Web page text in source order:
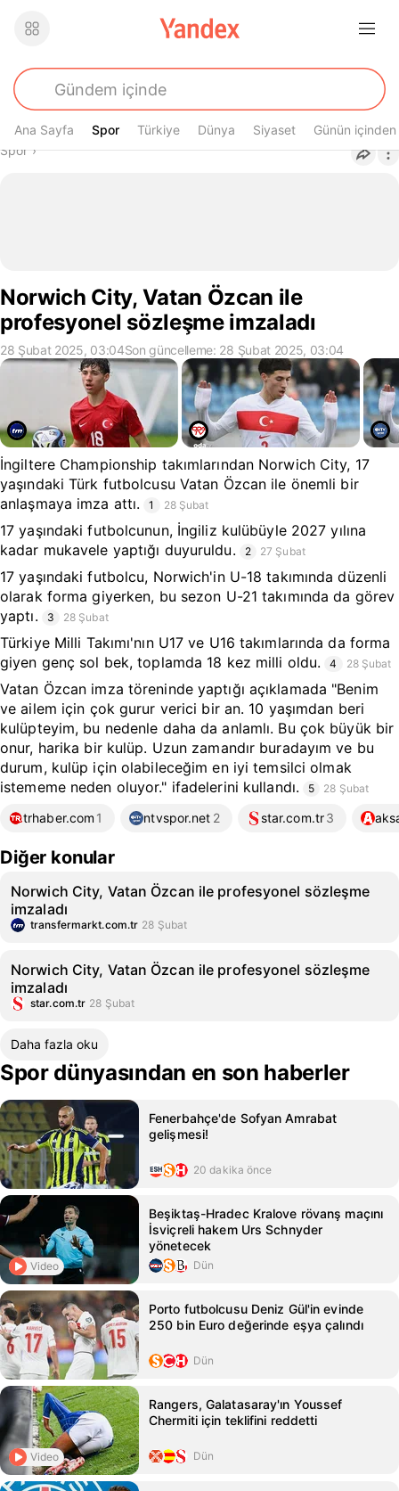
Ana Sayfa Spor
Spor Türkiye Dünya Siyaset Günün içinden
Buradasın
Spor›
Norwich City, Vatan Özcan ile
profesyonel sözleşme imzaladı
28 Şubat 2025, 03:04Son güncelleme: 28 Şubat 2025, 03:04
İngiltere Championship takımlarından Norwich City, 17
yaşındaki Türk futbolcusu Vatan Özcan ile önemli bir
anlaşmaya imza attı.
1 28 Şubat
17 yaşındaki futbolcunun, İngiliz kulübüyle 2027 yılına
kadar mukavele yaptığı duyuruldu.
2 27 Şubat
17 yaşındaki futbolcu, Norwich'in U-18 takımında düzenli
olarak forma giyerken, bu sezon U-21 takımında da görev
yaptı.
3 28 Şubat
Türkiye Milli Takımı'nın U17 ve U16 takımlarında da forma
giyen genç sol bek, toplamda 18 kez milli oldu.
4 28 Şubat
Vatan Özcan imza töreninde yaptığı açıklamada "Benim
ve ailem için çok gurur verici bir an. 10 yaşımdan beri
kulüpteyim, bu nedenle daha da anlamlı. Bu çok büyük bir
onur, harika bir kulüp. Uzun zamandır buradayım ve bu
durum, kulüp için olabileceğim en iyi temsilci olmak
istememe neden oluyor." ifadelerini kullandı.
5 28 Şubat
trhaber.com 1 ntvspor.net 2 star.com.tr3
Diğer konular
Norwich City, Vatan Özcan ile profesyonel sözleşme
imzaladı
transfermarkt.com.tr 28 Şubat
Norwich City, Vatan Özcan ile profesyonel sözleşme
imzaladı
star.com.tr 28 Şubat
Daha fazla oku
Spor dünyasından en son haberler
Fenerbahçe'de Sofyan Amrabat
gelişmesi!
20 dakika önce
Video
Beşiktaş-Hradec Kralove rövanş maçını
İsviçreli hakem Urs Schnyder
yönetecek
Dün
Porto futbolcusu Deniz Gül'in evinde
250 bin Euro değerinde eşya çalındı
Dün
Video
Rangers, Galatasaray'ın Youssef
Chermiti için teklifini reddetti
Dün